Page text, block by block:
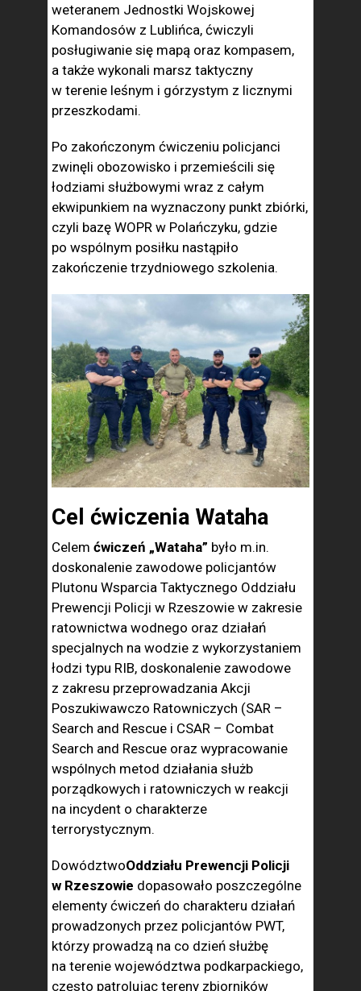
weteranem Jednostki Wojskowej
Komandosów z Lublińca, ćwiczyli
posługiwanie się mapą oraz kompasem,
a także wykonali marsz taktyczny
w terenie leśnym i górzystym z licznymi
przeszkodami.
Po zakończonym ćwiczeniu policjanci
zwinęli obozowisko i przemieścili się
łodziami służbowymi wraz z całym
ekwipunkiem na wyznaczony punkt zbiórki,
czyli bazę WOPR w Polańczyku, gdzie
po wspólnym posiłku nastąpiło
zakończenie trzydniowego szkolenia.
Cel ćwiczenia Wataha
Celem ćwiczeń „Wataha” było m.in.
doskonalenie zawodowe policjantów
Plutonu Wsparcia Taktycznego Oddziału
Prewencji Policji w Rzeszowie w zakresie
ratownictwa wodnego oraz działań
specjalnych na wodzie z wykorzystaniem
łodzi typu RIB, doskonalenie zawodowe
z zakresu przeprowadzania Akcji
Poszukiwawczo Ratowniczych (SAR –
Search and Rescue i CSAR – Combat
Search and Rescue oraz wypracowanie
wspólnych metod działania służb
porządkowych i ratowniczych w reakcji
na incydent o charakterze
terrorystycznym.
DowództwoOddziału Prewencji Policji
w Rzeszowie dopasowało poszczególne
elementy ćwiczeń do charakteru działań
prowadzonych przez policjantów PWT,
którzy prowadzą na co dzień służbę
na terenie województwa podkarpackiego,
często patrolując tereny zbiorników